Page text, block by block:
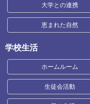
大学との連携
恵まれた自然
学校生活
ホームルーム
生徒会活動